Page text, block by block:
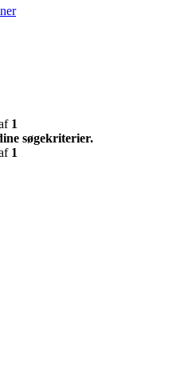
1
søgekriterier.
1